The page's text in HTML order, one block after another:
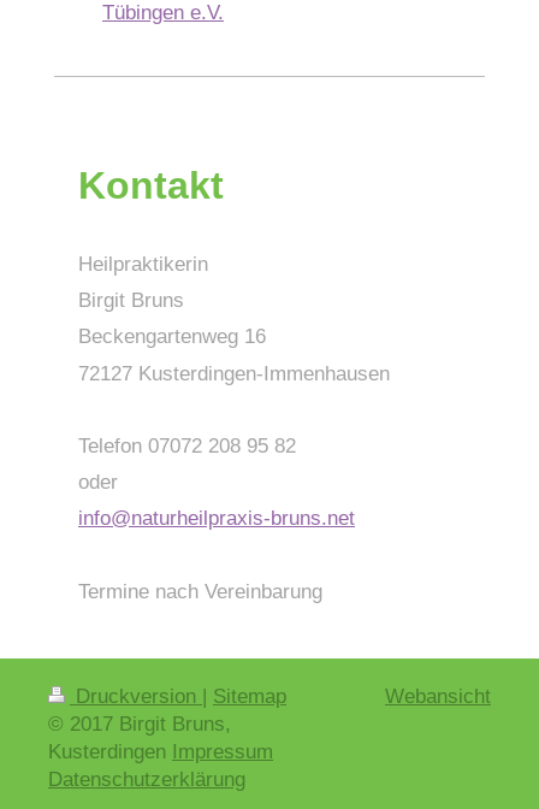
Tübingen e.V.
Kontakt
Heilpraktikerin
Birgit Bruns
Beckengartenweg 16
72127 Kusterdingen-Immenhausen
Telefon 07072 208 95 82
oder
info@naturheilpraxis-bruns.net
Termine nach Vereinbarung
Druckversion | Sitemap
© 2017 Birgit Bruns,
Kusterdingen Impressum
Datenschutzerklärung
Webansicht